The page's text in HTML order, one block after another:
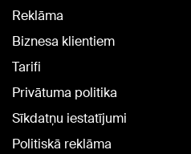
Reklāma
Biznesa klientiem
Tarifi
Privātuma politika
Sīkdatņu iestatījumi
Politiskā reklāma